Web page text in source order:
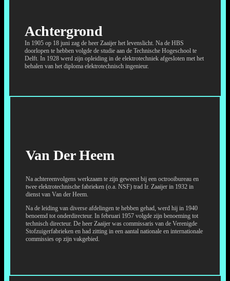
Achtergrond
In 1905 op 18 juni zag de heer Zaaijer het levenslicht. Na de HBS
doorlopen te hebben volgde de studie aan de Technische Hogeschool te
Delft. In 1928 werd zijn opleiding in de elektrotechniek afgesloten met het
behalen van het diploma elektrotechnisch ingenieur.
Van Der Heem
Na achtereenvolgens werkzaam te zijn geweest bij een octrooibureau en
twee elektrotechnische fabrieken (o.a. NSF) trad Ir. Zaaijer in 1932 in
dienst van Van der Heem.
Na de leiding van diverse afdelingen te hebben gehad, werd hij in 1940
benoemd tot onderdirecteur. In februari 1957 volgde zijn benoeming tot
technisch directeur. De heer Zaaijer was commissaris van de Verenigde
Stofzuigerfabrieken en had zitting in een aantal nationale en internationale
commissies op zijn vakgebied.